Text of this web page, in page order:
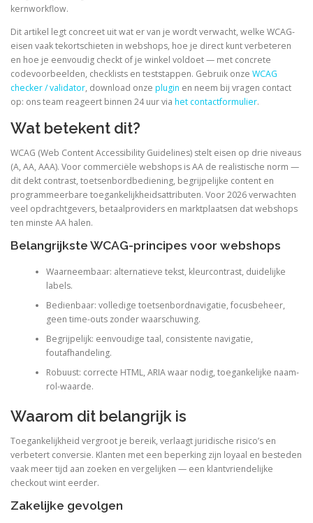
kernworkflow.
Dit artikel legt concreet uit wat er van je wordt verwacht, welke WCAG-
eisen vaak tekortschieten in webshops, hoe je direct kunt verbeteren
en hoe je eenvoudig checkt of je winkel voldoet — met concrete
codevoorbeelden, checklists en teststappen. Gebruik onze WCAG
checker / validator, download onze plugin en neem bij vragen contact
op: ons team reageert binnen 24 uur via het contactformulier.
Wat betekent dit?
WCAG (Web Content Accessibility Guidelines) stelt eisen op drie niveaus
(A, AA, AAA). Voor commerciële webshops is AA de realistische norm —
dit dekt contrast, toetsenbordbediening, begrijpelijke content en
programmeerbare toegankelijkheidsattributen. Voor 2026 verwachten
veel opdrachtgevers, betaalproviders en marktplaatsen dat webshops
ten minste AA halen.
Belangrijkste WCAG-principes voor webshops
Waarneembaar: alternatieve tekst, kleurcontrast, duidelijke
labels.
Bedienbaar: volledige toetsenbordnavigatie, focusbeheer,
geen time-outs zonder waarschuwing.
Begrijpelijk: eenvoudige taal, consistente navigatie,
foutafhandeling.
Robuust: correcte HTML, ARIA waar nodig, toegankelijke naam-
rol-waarde.
Waarom dit belangrijk is
Toegankelijkheid vergroot je bereik, verlaagt juridische risico’s en
verbetert conversie. Klanten met een beperking zijn loyaal en besteden
vaak meer tijd aan zoeken en vergelijken — een klantvriendelijke
checkout wint eerder.
Zakelijke gevolgen